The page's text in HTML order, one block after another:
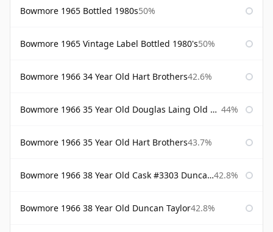
Bowmore 1965 Bottled 1980s50%
Bowmore 1965 Vintage Label Bottled 1980's50%
Bowmore 1966 34 Year Old Hart Brothers42.6%
Bowmore 1966 35 Year Old Douglas Laing Old Malt Cask 44%
Bowmore 1966 35 Year Old Hart Brothers43.7%
Bowmore 1966 38 Year Old Cask #3303 Duncan Taylor 42.8%
Bowmore 1966 38 Year Old Duncan Taylor42.8%